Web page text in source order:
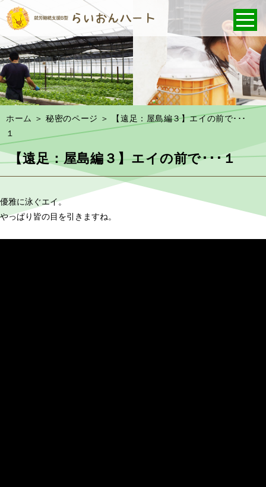
ホーム ＞ 秘密のページ ＞ 【遠足：屋島編３】エイの前で･･･
１
【遠足：屋島編３】エイの前で･･･１
優雅に泳ぐエイ。
やっぱり皆の目を引きますね。